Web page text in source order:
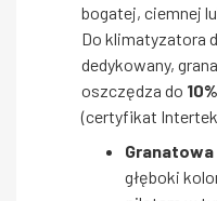
bogatej, ciemnej
Do klimatyzatora
dedykowany,
oszczędza do 10%
(certyfikat
głęboki